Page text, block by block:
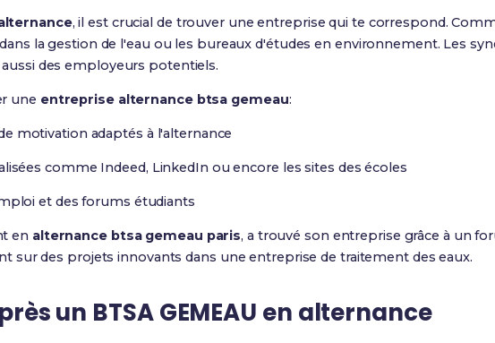
, il est crucial de trouver une entreprise qui te correspond.
la gestion de l'eau ou les bureaux d'études en environnement. Les
des employeurs potentiels.
une entreprise alternance btsa gemeau:
motivation adaptés à l'alternance
comme Indeed, LinkedIn ou encore les sites des écoles
et des forums étudiants
en alternance btsa gemeau paris, a trouvé son entreprise grâce à un
sur des projets innovants dans une entreprise de traitement des eaux.
un BTSA GEMEAU en alternance